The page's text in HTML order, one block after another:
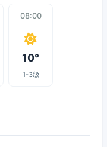
08:00
10°
1-3级